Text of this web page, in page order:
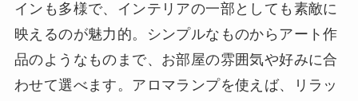
インも多様で、インテリアの一部としても素敵に
映えるのが魅力的。シンプルなものからアート作
品のようなものまで、お部屋の雰囲気や好みに合
わせて選べます。アロマランプを使えば、リラッ